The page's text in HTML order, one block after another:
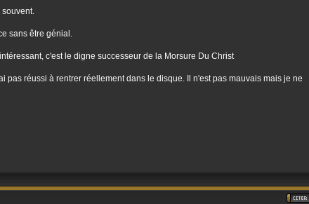
souvent.
sans être génial.
c'est le digne successeur de la Morsure Du Christ
réussi à rentrer réellement dans le disque. Il n'est pas mauvais mais je ne